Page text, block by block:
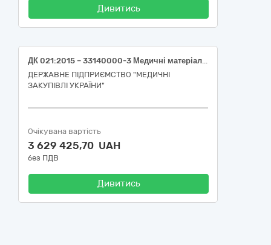
Дивитись
ДК 021:2015 – 33140000-3 Медичні матеріали (Атравматичний шовний матеріал: стальна хірургічна проволока (монофіламентна нитка), розмір USP 5, колючо-ріжуча голка 45-55 мм, 1/2 кола, довжина 45-50 см, металевий, Атравматичний шовний матеріал: стальна хірургічна проволока (монофіламентна нитка), розмір USP 7, колючо-ріжуча голка 45-55 мм, 1/2 кола, довжина 45-50 см, металевий)
ДЕРЖАВНЕ ПІДПРИЄМСТВО "МЕДИЧНІ
ЗАКУПІВЛІ УКРАЇНИ"
Очікувана вартість
3 629 425,70 UAH
без ПДВ
Дивитись